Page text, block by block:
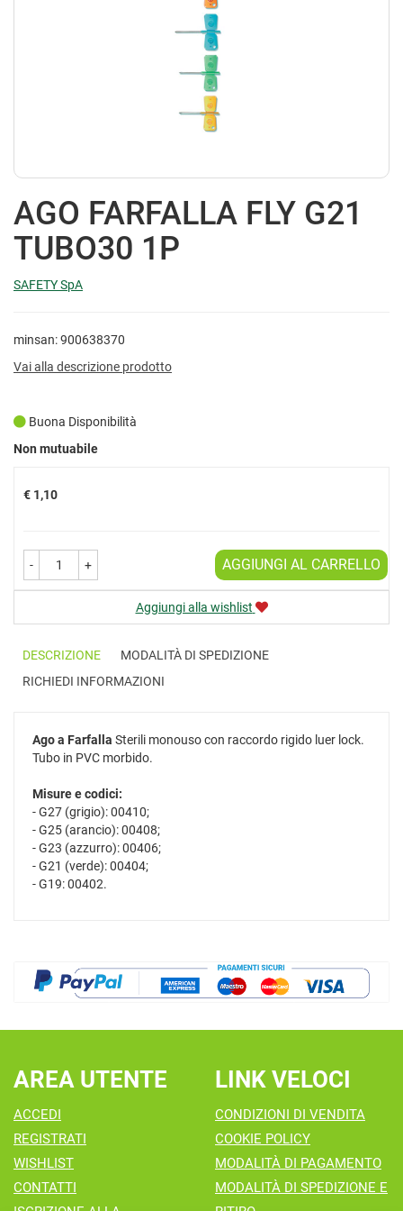
AGO FARFALLA FLY G21
TUBO30 1P
SAFETY SpA
minsan: 900638370
Vai alla descrizione prodotto
Buona Disponibilità
Non mutuabile
Prezzo
€ 1,10
- + AGGIUNGI AL CARRELLO
Aggiungi alla wishlist
DESCRIZIONE
MODALITÀ DI SPEDIZIONE
RICHIEDI INFORMAZIONI
Ago a Farfalla Sterili monouso con raccordo rigido luer lock.
Tubo in PVC morbido.
Misure e codici:
- G27 (grigio): 00410;
- G25 (arancio): 00408;
- G23 (azzurro): 00406;
- G21 (verde): 00404;
- G19: 00402.
AREA UTENTE
ACCEDI
REGISTRATI
WISHLIST
CONTATTI
LINK VELOCI
CONDIZIONI DI VENDITA
COOKIE POLICY
MODALITÀ DI PAGAMENTO
MODALITÀ DI SPEDIZIONE E